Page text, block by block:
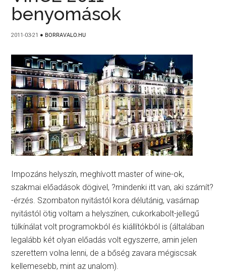
benyomások
2011-03-21 ● BORRAVALO.HU
Impozáns helyszín, meghívott master of wine-ok,
szakmai előadások dögivel, ?mindenki itt van, aki számít?
-érzés. Szombaton nyitástól kora délutánig, vasárnap
nyitástól ötig voltam a helyszínen, cukorkabolt-jellegű
túlkínálat volt programokból és kiállítókból is (általában
legalább két olyan előadás volt egyszerre, amin jelen
szerettem volna lenni, de a bőség zavara mégiscsak
kellemesebb, mint az unalom).